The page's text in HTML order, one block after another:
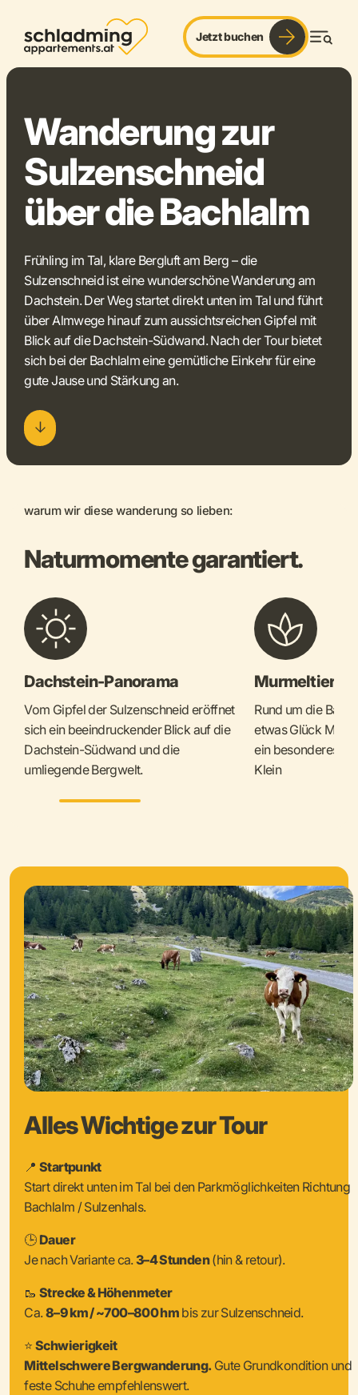
Jetzt buchen
Wanderung zur
Sulzenschneid
über die Bachlalm
Frühling im Tal, klare Bergluft am Berg – die
Sulzenschneid ist eine wunderschöne Wanderung am
Dachstein. Der Weg startet direkt unten im Tal und führt
über Almwege hinauf zum aussichtsreichen Gipfel mit
Blick auf die Dachstein-Südwand. Nach der Tour bietet
sich bei der Bachlalm eine gemütliche Einkehr für eine
gute Jause und Stärkung an.
sommer. panorama. genuss.
warum wir diese wanderung so lieben:
Naturmomente garantiert.
Dachstein-Panorama
Vom Gipfel der Sulzenschneid eröffnet
sich ein beeindruckender Blick auf die
Dachstein-Südwand und die
umliegende Bergwelt.
Murmeltiere
Rund um die
etwas Glück
ein besonderes
Klein
Alles Wichtige zur Tour
📍Startpunkt
Start direkt unten im Tal bei den Parkmöglichkeiten Richtung
Bachlalm / Sulzenhals.
🕒 Dauer
Je nach Variante ca.3–4 Stunden(hin & retour).
🥾Strecke & Höhenmeter
Ca.8–9 km / ~700–800 hm bis zur Sulzenschneid.
⭐Schwierigkeit
Mittelschwere Bergwanderung.Gute Grundkondition und
feste Schuhe empfehlenswert.